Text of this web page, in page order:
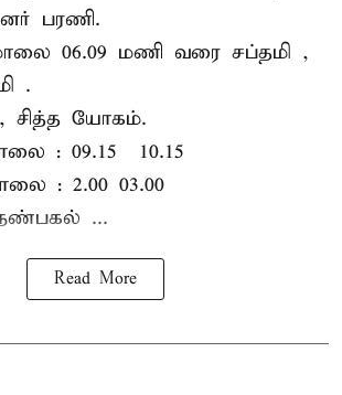
பரணி.
06.09 மணி வரை சப்தமி ,
.
யோகம்.
: 09.15 – 10.15
: 2.00– 03.00
...
Read More